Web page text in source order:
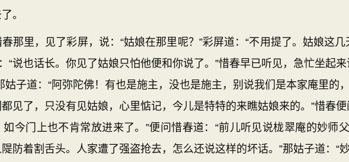
。
里，见了彩屏，说：“姑娘在那里呢？”彩屏道：“不用提了。姑娘这几
“说也话长。你见了姑娘只怕他便和你说了。”惜春早已听见，急忙坐起
姑子道：“阿弥陀佛！有也是施主，没也是施主，别说我们是本家庵里的
见了，只没有见姑娘，心里惦记，今儿是特特的来瞧姑娘来的。”惜春
今门上也不肯常放进来了。”便问惜春道：“前儿听见说栊翠庵的妙师
防着割舌头。人家遭了强盗抢去，怎么还说这样的坏话。”那姑子道：“